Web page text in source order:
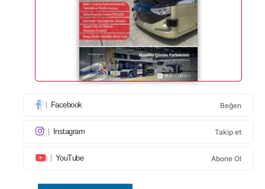
Facebook Beğen
Instagram Takip et
YouTube Abone Ol